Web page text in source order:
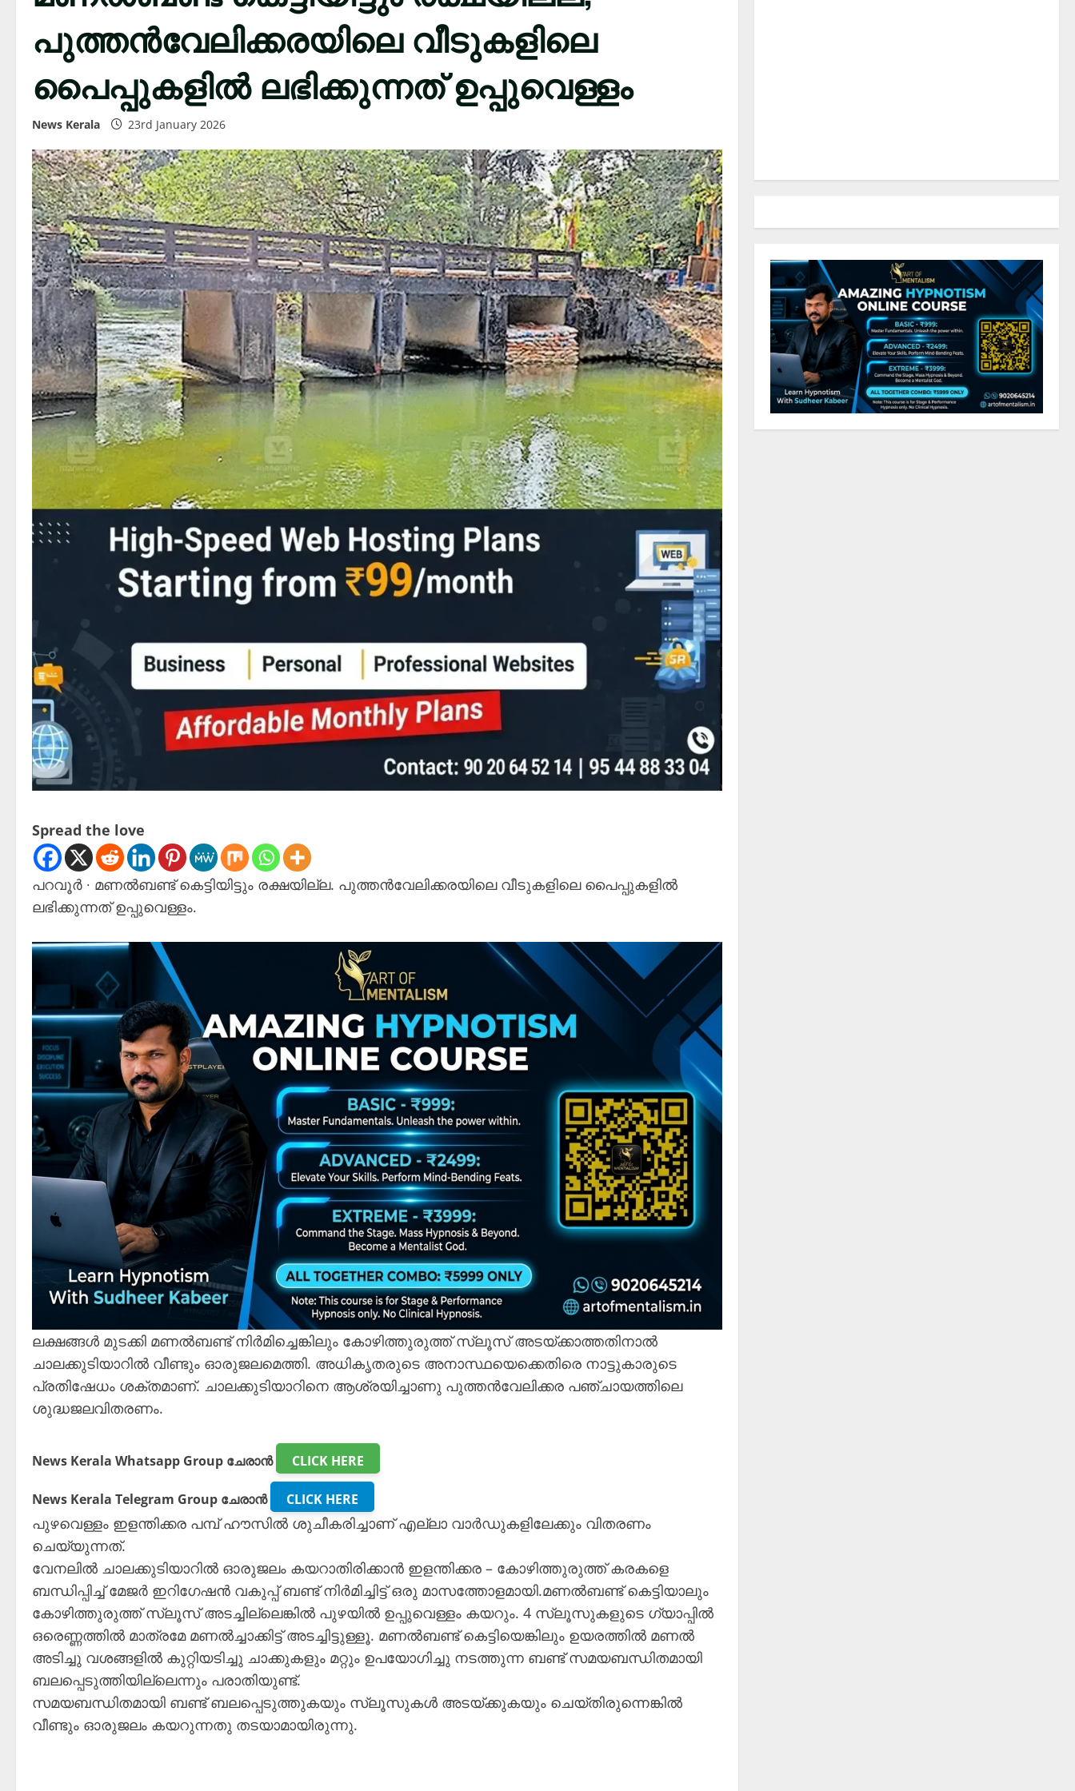
പുത്തൻവേലിക്കരയിലെ വീടുകളിലെ
പൈപ്പുകളിൽ ലഭിക്കുന്നത് ഉപ്പുവെള്ളം
News Kerala 23rd January 2026
Spread the love
പറവൂർ ∙ മണൽബണ്ട് കെട്ടിയിട്ടും രക്ഷയില്ല. പുത്തൻവേലിക്കരയിലെ വീടുകളിലെ പൈപ്പുകളിൽ
ലഭിക്കുന്നത് ഉപ്പുവെള്ളം.
ലക്ഷങ്ങൾ മുടക്കി മണൽബണ്ട് നിർമിച്ചെങ്കിലും കോഴിത്തുരുത്ത് സ്ലൂസ് അടയ്ക്കാത്തതിനാൽ
ചാലക്കുടിയാറിൽ വീണ്ടും ഓരുജലമെത്തി. അധികൃതരുടെ അനാസ്ഥയെക്കെതിരെ നാട്ടുകാരുടെ
പ്രതിഷേധം ശക്തമാണ്. ചാലക്കുടിയാറിനെ ആശ്രയിച്ചാണു പുത്തൻവേലിക്കര പഞ്ചായത്തിലെ
ശുദ്ധജലവിതരണം.
News Kerala Whatsapp Group ചേരാൻ CLICK HERE
News Kerala Telegram Group ചേരാൻ CLICK HERE
പുഴവെള്ളം ഇളന്തിക്കര പമ്പ് ഹൗസിൽ ശുചീകരിച്ചാണ് എല്ലാ വാർഡുകളിലേക്കും വിതരണം
ചെയ്യുന്നത്.
വേനലിൽ ചാലക്കുടിയാറിൽ ഓരുജലം കയറാതിരിക്കാൻ ഇളന്തിക്കര – കോഴിത്തുരുത്ത് കരകളെ
ബന്ധിപ്പിച്ച് മേജർ ഇറിഗേഷൻ വകുപ്പ് ബണ്ട് നിർമിച്ചിട്ട് ഒരു മാസത്തോളമായി.മണൽബണ്ട് കെട്ടിയാലും
കോഴിത്തുരുത്ത് സ്ലൂസ് അടച്ചില്ലെങ്കിൽ പുഴയിൽ ഉപ്പുവെള്ളം കയറും. 4 സ്ലൂസുകളുടെ ഗ്യാപ്പിൽ
ഒരെണ്ണത്തിൽ മാത്രമേ മണൽച്ചാക്കിട്ട് അടച്ചിട്ടുള്ളൂ. മണൽബണ്ട് കെട്ടിയെങ്കിലും ഉയരത്തിൽ മണൽ
അടിച്ചു വശങ്ങളിൽ കുറ്റിയടിച്ചു ചാക്കുകളും മറ്റും ഉപയോഗിച്ചു നടത്തുന്ന ബണ്ട് സമയബന്ധിതമായി
ബലപ്പെടുത്തിയില്ലെന്നും പരാതിയുണ്ട്.
സമയബന്ധിതമായി ബണ്ട് ബലപ്പെടുത്തുകയും സ്ലൂസുകൾ അടയ്ക്കുകയും ചെയ്തിരുന്നെങ്കിൽ
വീണ്ടും ഓരുജലം കയറുന്നതു തടയാമായിരുന്നു.